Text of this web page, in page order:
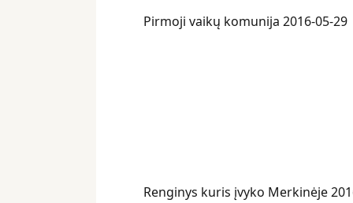
Pirmoji vaikų komunija 2016-05-29
Renginys kuris įvyko Merkinėje